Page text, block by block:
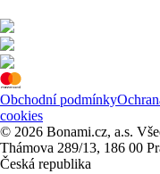
Obchodní podmínky
cookies
© 2026 Bonami.cz, a.s.
Thámova 289/13, 186 00
Česká republika